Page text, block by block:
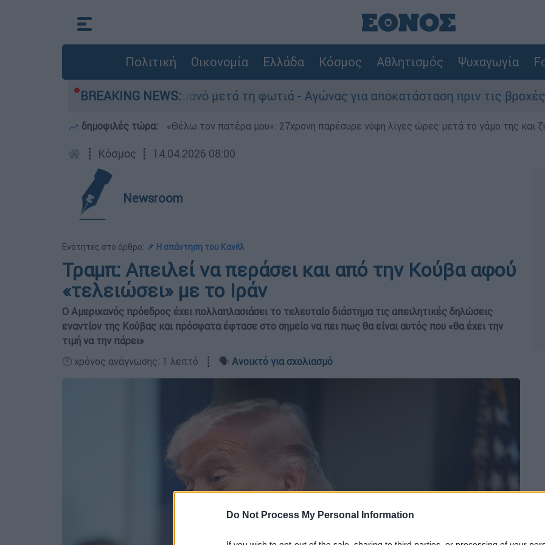
Do Not Process My Personal Information
Πολιτική Οικονομία Ελλάδα Κόσμος Αθλητισμός Ψυχαγωγία
BREAKING NEWS:
τίποτα» στο Πόρτο Γερμανό μετά τη φωτιά - Αγώνας για αποκατάσταση πριν τις βροχές
δημοφιλές τώρα: «Θέλω τον πατέρα μου»: 27χρονη παρέσυρε νύφη λίγες ώρες μετά το γάμο της και
┋ Κόσμος ┋ 14.04.2026 08:00
Newsroom
Ενότητες στο άρθρο: 📌 Η απάντηση του Κανέλ
Τραμπ: Απειλεί να περάσει και από την Κούβα αφού
«τελειώσει» με το Ιράν
Ο Αμερικανός πρόεδρος έχει πολλαπλασιάσει το τελευταίο διάστημα τις απειλητικές δηλώσεις
εναντίον της Κούβας και πρόσφατα έφτασε στο σημείο να πει πως θα είναι αυτός που «θα έχει την
τιμή να την πάρει»
🕛 χρόνος ανάγνωσης: 1 λεπτό ┋ 🗣️ Ανοικτό για σχολιασμό